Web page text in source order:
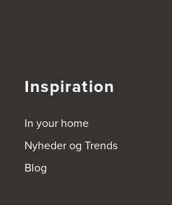
Inspiration
In your home
Nyheder og Trends
Blog